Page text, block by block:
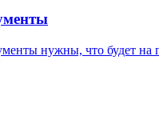
нужны, что будет